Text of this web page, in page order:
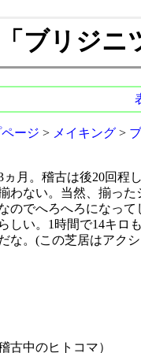
ブリジニ
ページ > メイキング>
ヵ月。稽古は後20回程
わない。当然、揃っ
のでへろへろになっ
しい。1時間で14キロ
な。(この芝居はアク
古中のヒトコマ）